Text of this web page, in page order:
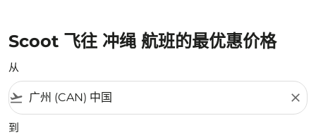
Scoot 飞往 冲绳 航班的最优惠价格
从
flight_takeoff close
到